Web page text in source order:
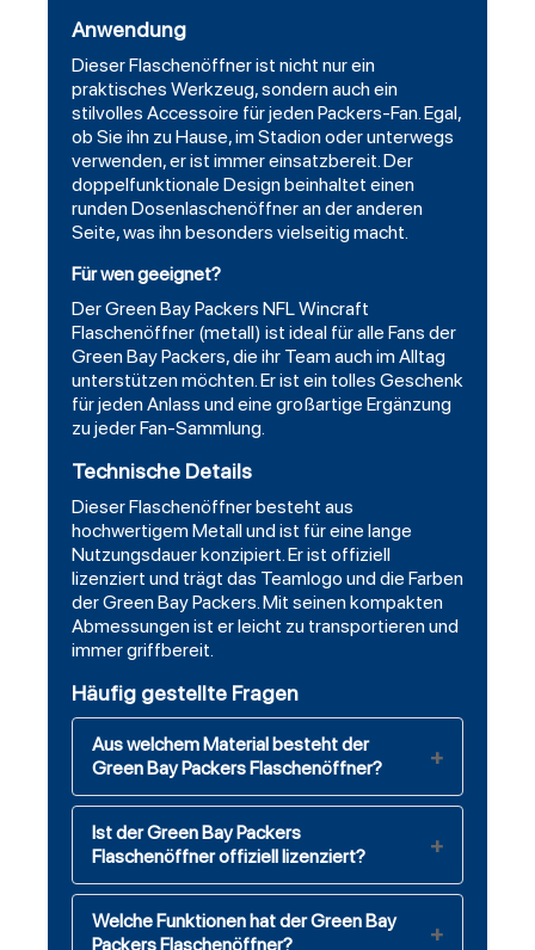
Anwendung
Dieser Flaschenöffner ist nicht nur ein
praktisches Werkzeug, sondern auch ein
stilvolles Accessoire für jeden Packers-Fan. Egal,
ob Sie ihn zu Hause, im Stadion oder unterwegs
verwenden, er ist immer einsatzbereit. Der
doppelfunktionale Design beinhaltet einen
runden Dosenlaschenöffner an der anderen
Seite, was ihn besonders vielseitig macht.
Für wen geeignet?
Der Green Bay Packers NFL Wincraft
Flaschenöffner (metall) ist ideal für alle Fans der
Green Bay Packers, die ihr Team auch im Alltag
unterstützen möchten. Er ist ein tolles Geschenk
für jeden Anlass und eine großartige Ergänzung
zu jeder Fan-Sammlung.
Technische Details
Dieser Flaschenöffner besteht aus
hochwertigem Metall und ist für eine lange
Nutzungsdauer konzipiert. Er ist offiziell
lizenziert und trägt das Teamlogo und die Farben
der Green Bay Packers. Mit seinen kompakten
Abmessungen ist er leicht zu transportieren und
immer griffbereit.
Häufig gestellte Fragen
Aus welchem Material besteht der
Green Bay Packers Flaschenöffner?
Ist der Green Bay Packers
Flaschenöffner offiziell lizenziert?
Welche Funktionen hat der Green Bay
Packers Flaschenöffner?